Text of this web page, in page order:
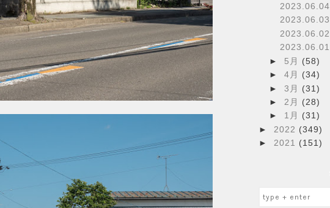
2023.06.04
2023.06.03
2023.06.02
2023.06.01
► 5月 (58)
► 4月 (34)
► 3月 (31)
► 2月 (28)
► 1月 (31)
► 2022 (349)
► 2021 (151)